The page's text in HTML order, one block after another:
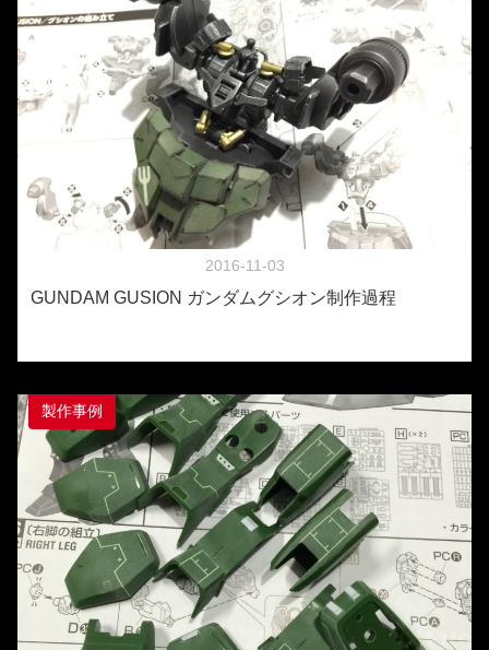
2016-11-03
GUNDAM GUSION ガンダムグシオン制作過程
製作事例